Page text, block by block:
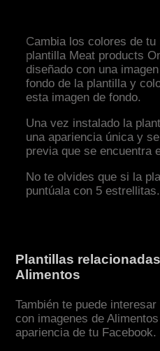
Cambia los colores de
plantilla Meat products
diseñado con una
fondo de la plantilla y
esta imagen de fondo.
Una vez instalado la
una apariencia única y
previa que se encuentra
No te olvides que si la
puntúala con 5 estrellitas.
Plantillas
Alimentos
También te puede
con imagenes de
apariencia de tu Facebook.